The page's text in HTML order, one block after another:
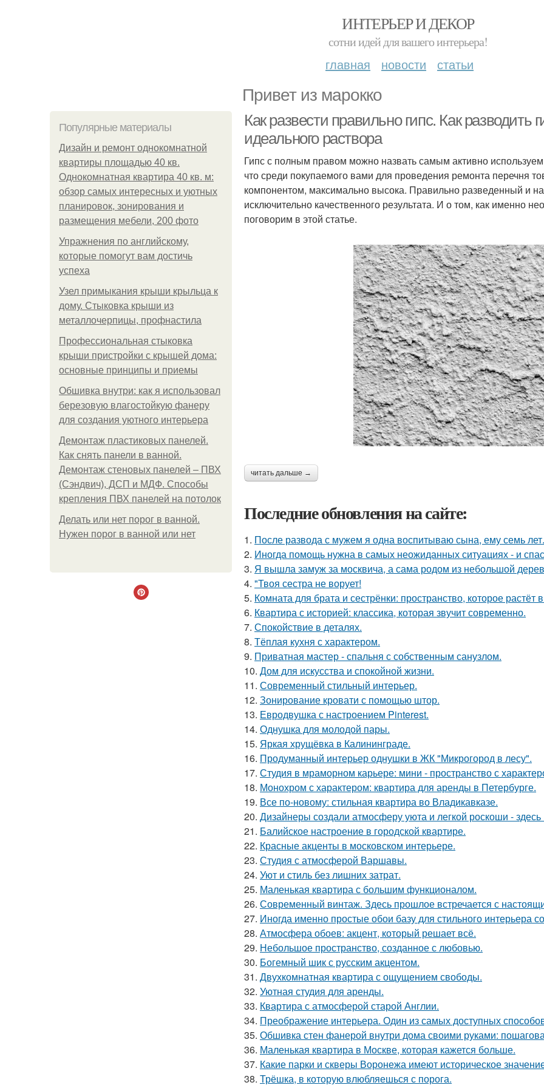
ИНТЕРЬЕР И ДЕКОР
сотни идей для вашего интерьера!
главная новости статьи
Привет из марокко
Популярные материалы
Дизайн и ремонт однокомнатной
квартиры площадью 40 кв.
Однокомнатная квартира 40 кв. м:
обзор самых интересных и уютных
планировок, зонирования и
размещения мебели, 200 фото
Упражнения по английскому,
которые помогут вам достичь
успеха
Узел примыкания крыши крыльца к
дому. Стыковка крыши из
металлочерпицы, профнастила
Профессиональная стыковка
крыши пристройки с крышей дома:
основные принципы и приемы
Обшивка внутри: как я использовал
березовую влагостойкую фанеру
для создания уютного интерьера
Демонтаж пластиковых панелей.
Как снять панели в ванной.
Демонтаж стеновых панелей – ПВХ
(Сэндвич), ДСП и МДФ. Способы
крепления ПВХ панелей на потолок
Делать или нет порог в ванной.
Нужен порог в ванной или нет
Как развести правильно гипс. Как разводить
идеального раствора
Гипс с полным правом можно назвать самым активно
что среди покупаемого вами для проведения ремонта перечня
компонентом, максимально высока. Правильно разведенный и
исключительно качественного результата. И о том, как именно
поговорим в этой статье.
читать дальше →
Последние обновления на сайте:
1. После развода с мужем я одна воспитываю сына, ему семь лет.
2. Иногда помощь нужна в самых неожиданных ситуациях - и
3. Я вышла замуж за москвича, а сама родом из небольшой
4. "Твоя сестра не ворует!
5. Комната для брата и сестрёнки: пространство, которое растёт
6. Квартира с историей: классика, которая звучит современно.
7. Спокойствие в деталях.
8. Тёплая кухня с характером.
9. Приватная мастер - спальня с собственным санузлом.
10. Дом для искусства и спокойной жизни.
11. Современный стильный интерьер.
12. Зонирование кровати с помощью штор.
13. Евродвушка с настроением Pinterest.
14. Однушка для молодой пары.
15. Яркая хрущёвка в Калининграде.
16. Продуманный интерьер однушки в ЖК "Микрогород в лесу".
17. Студия в мраморном карьере: мини - пространство с
18. Монохром с характером: квартира для аренды в Петербурге.
19. Все по-новому: стильная квартира во Владикавказе.
20. Дизайнеры создали атмосферу уюта и легкой роскоши -
21. Балийское настроение в городской квартире.
22. Красные акценты в московском интерьере.
23. Студия с атмосферой Варшавы.
24. Уют и стиль без лишних затрат.
25. Маленькая квартира с большим функционалом.
26. Современный винтаж. Здесь прошлое встречается с
27. Иногда именно простые обои базу для стильного интерьера
28. Атмосфера обоев: акцент, который решает всё.
29. Небольшое пространство, созданное с любовью.
30. Богемный шик с русским акцентом.
31. Двухкомнатная квартира с ощущением свободы.
32. Уютная студия для аренды.
33. Квартира с атмосферой старой Англии.
34. Преображение интерьера. Один из самых доступных
35. Обшивка стен фанерой внутри дома своими руками:
36. Маленькая квартира в Москве, которая кажется больше.
37. Какие парки и скверы Воронежа имеют историческое
38. Трёшка, в которую влюбляешься с порога.